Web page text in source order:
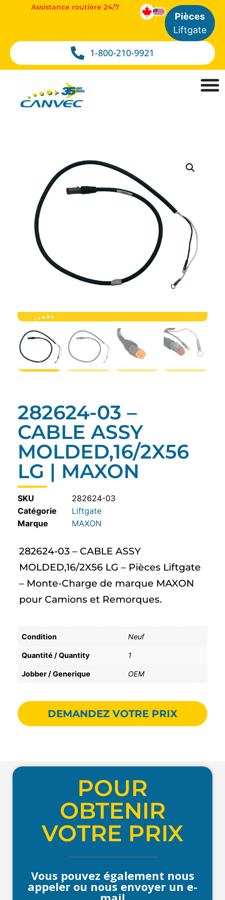
1-800-210-9921
Assistance routière 24/7
Pièces
Liftgate
282624-03 –
CABLE ASSY
MOLDED,16/2X56
LG | MAXON
SKU
282624-03
Catégorie
Liftgate
MAXON
282624-03 – CABLE ASSY
MOLDED,16/2X56 LG – Pièces Liftgate
– Monte-Charge de marque MAXON
pour Camions et Remorques.
Condition Neuf
Quantité / Quantity 1
Jobber / Generique OEM
DEMANDEZ VOTRE PRIX
POUR
OBTENIR
VOTRE PRIX
Vous pouvez également nous
appeler ou nous envoyer un e-